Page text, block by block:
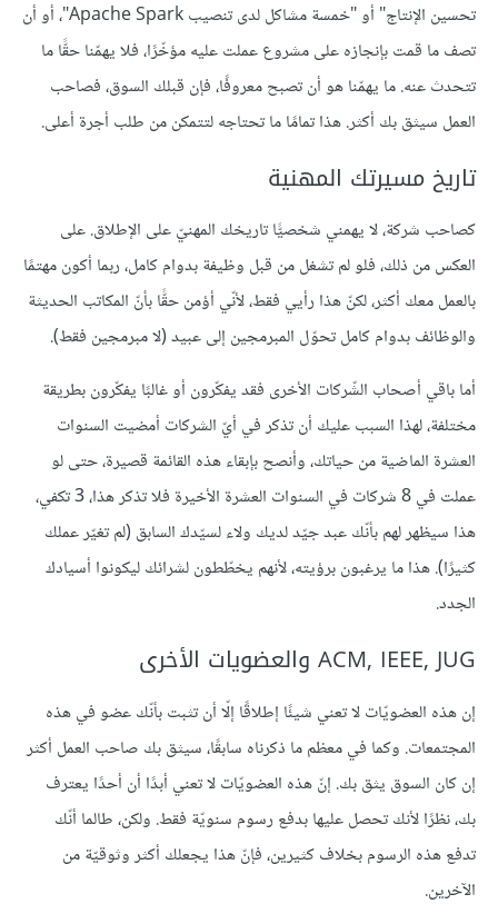
تحسين الإنتاج" أو "خمسة مشاكل لدى تنصيب Apache Spark"، أو أن
تصف ما قمت بإنجازه على مشروع عملت عليه مؤخّرًا، فلا يهمّنا حقًّا ما
تتحدث عنه. ما يهمّنا هو أن تصبح معروفًا، فإن قبلك السوق، فصاحب
العمل سيثق بك أكثر. هذا تمامًا ما تحتاجه لتتمكن من طلب أجرة أعلى.
تاريخ مسيرتك المهنية
كصاحب شركة، لا يهمني شخصيًّا تاريخك المهنيّ على الإطلاق. على
العكس من ذلك، فلو لم تشغل من قبل وظيفة بدوام كامل، ربما أكون مهتمًا
بالعمل معك أكثر، لكنّ هذا رأيي فقط، لأنّي أؤمن حقًّا بأنّ المكاتب الحديثة
والوظائف بدوام كامل تحوّل المبرمجين إلى عبيد (لا مبرمجين فقط).
أما باقي أصحاب الشّركات الأخرى فقد يفكّرون أو غالبًا يفكّرون بطريقة
مختلفة، لهذا السبب عليك أن تذكر في أيّ الشركات أمضيت السنوات
العشرة الماضية من حياتك، وأنصح بإبقاء هذه القائمة قصيرة، حتى لو
عملت في 8 شركات في السنوات العشرة الأخيرة فلا تذكر هذا، 3 تكفي،
هذا سيظهر لهم بأنّك عبد جيّد لديك ولاء لسيّدك السابق (لم تغيّر عملك
كثيرًا). هذا ما يرغبون برؤيته، لأنهم يخطّطون لشرائك ليكونوا أسيادك
الجدد.
ACM, IEEE, JUG والعضويات الأخرى
إن هذه العضويّات لا تعني شيئًا إطلاقًا إلّا أن تثبت بأنّك عضو في هذه
المجتمعات. وكما في معظم ما ذكرناه سابقًا، سيثق بك صاحب العمل أكثر
إن كان السوق يثق بك. إنّ هذه العضويّات لا تعني أبدًا أن أحدًا يعترف
بك، نظرًا لأنك تحصل عليها بدفع رسوم سنويّة فقط. ولكن، طالما أنّك
تدفع هذه الرسوم بخلاف كثيرين، فإنّ هذا يجعلك أكثر وثوقيّة من
الآخرين.